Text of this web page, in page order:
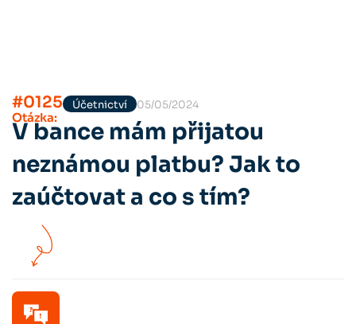
#0125 Účetnictví 05/05/2024
Otázka:
V bance mám přijatou
neznámou platbu? Jak to
zaúčtovat a co s tím?